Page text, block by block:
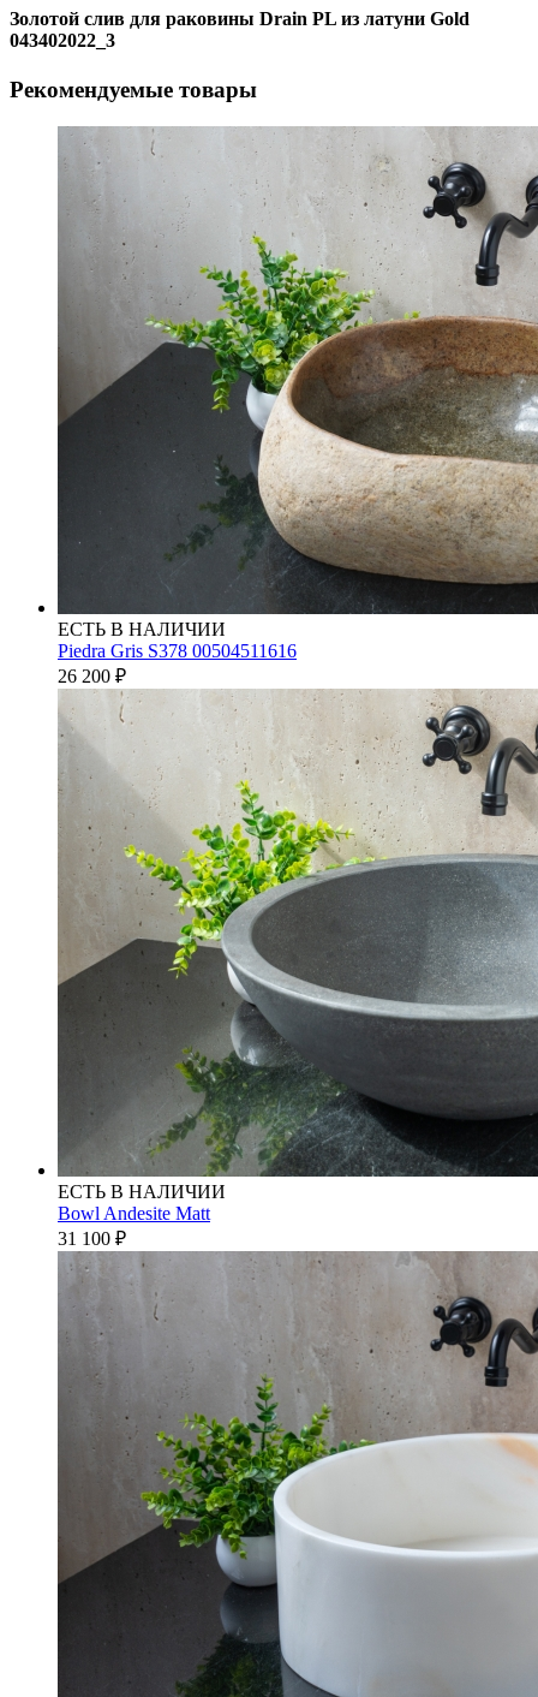
Золотой слив для раковины Drain PL из латуни Gold
043402022_3
Рекомендуемые товары
ЕСТЬ В НАЛИЧИИ
Piedra Gris S378 00504511616
26 200 ₽
ЕСТЬ В НАЛИЧИИ
Bowl Andesite Matt
31 100 ₽